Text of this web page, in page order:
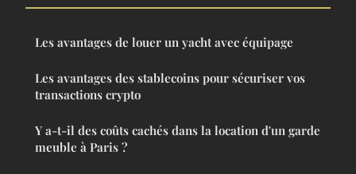
Les avantages de louer un yacht avec équipage
Les avantages des stablecoins pour sécuriser vos
transactions crypto
Y a-t-il des coûts cachés dans la location d'un garde
meuble à Paris ?